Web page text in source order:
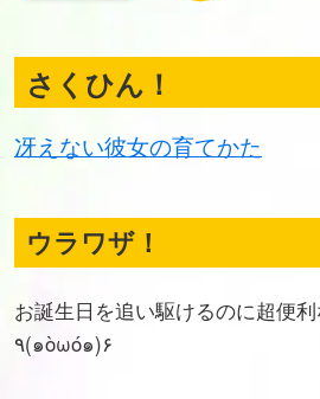
さくひん！
冴えない彼女の育てかた
ウラワザ！
お誕生日を追い駆けるのに超便
٩(๑òωó๑)۶